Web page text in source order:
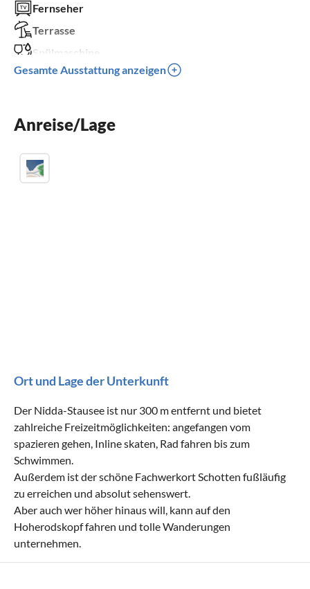
Fernseher
Terrasse
Spülmaschine
Waschmaschine
Kinder willkommen
Gesamte Ausstattung anzeigen
Anreise/Lage
Ort und Lage der Unterkunft
Der Nidda-Stausee ist nur 300 m entfernt und bietet
zahlreiche Freizeitmöglichkeiten: angefangen vom
spazieren gehen, Inline skaten, Rad fahren bis zum
Schwimmen.
Außerdem ist der schöne Fachwerkort Schotten fußläufig
zu erreichen und absolut sehenswert.
Aber auch wer höher hinaus will, kann auf den
Hoherodskopf fahren und tolle Wanderungen
unternehmen.